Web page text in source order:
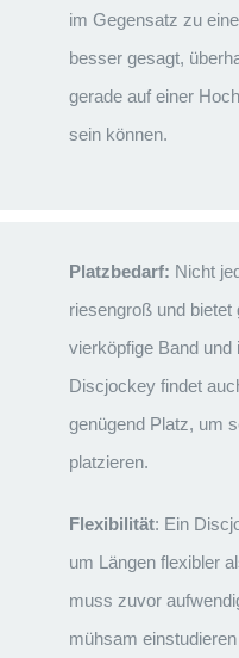
im Gegensatz zu
besser gesagt,
gerade auf einer
sein können.
Platzbedarf: Nicht
riesengroß und bietet
vierköpfige Band und
Discjockey findet
genügend Platz, um
platzieren.
Flexibilität: Ein
um Längen flexibler
muss zuvor
mühsam